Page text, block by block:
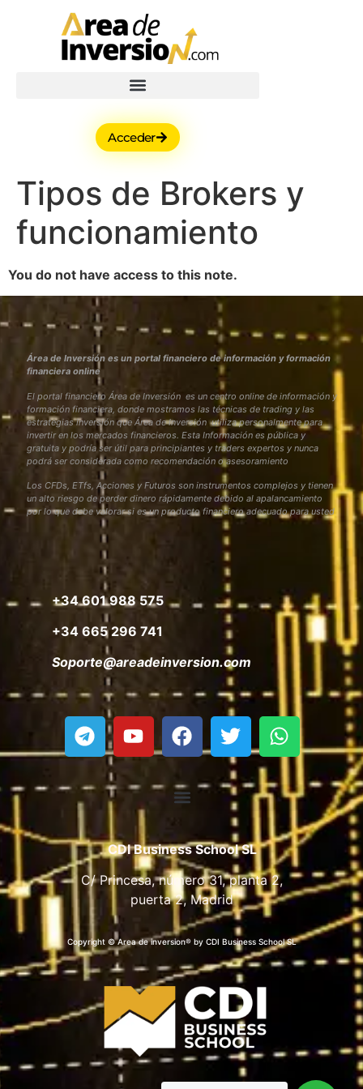
Acceder
Tipos de Brokers y
funcionamiento
You do not have access to this note.
Área de Inversión es un portal financiero de información y formación
financiera online
El portal financiero Área de Inversión es un centro online de información y
formación financiera, donde mostramos las técnicas de trading y las
estrategias inversión que Área de Inversión utiliza personalmente para
invertir en los mercados financieros. Esta Información es pública y
gratuita y podría ser útil para principiantes y traders expertos y nunca
podrá ser considerada como recomendación o asesoramiento
Los CFDs, ETfs, Acciones y Futuros son instrumentos complejos y tienen
un alto riesgo de perder dinero rápidamente debido al apalancamiento
por lo que debe valorar si es un producto financiero adecuado para usted
+34 601 988 575
+34 665 296 741
Soporte@areadeinversion.com
CDI Business School SL
C/ Princesa, número 31, planta 2,
puerta 2, Madrid
Copyright © Area de inversion® by CDI Business School SL